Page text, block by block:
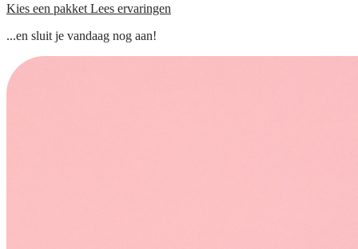
Kies een pakket Lees ervaringen
...en sluit je vandaag nog aan!